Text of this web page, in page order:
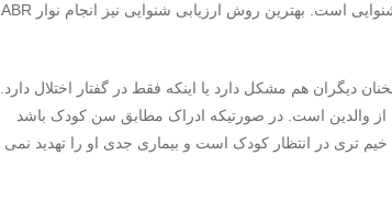
اولین مرحله در تشخیص علت تاخیر گفتار کودکان بررسی وضعیت شنوایی است. بهترین روش ارزیابی شنوایی نیز انجام نوار ABR
دیگران هم مشکل دارد یا اینکه فقط در گفتار اختلال دارد.
والدین است. در صورتیکه ادراک مطابق سن کودک باشد
تری در انتظار کودک است و بیماری جدی او را تهدید نمی